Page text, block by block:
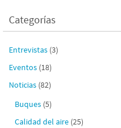
Categorías
Entrevistas (3)
Eventos (18)
Noticias (82)
Buques (5)
Calidad del aire (25)